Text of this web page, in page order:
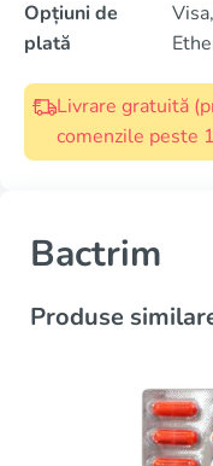
Opțiuni de
plată
Livrare gratuită
comenzile peste
Bactrim
Produse